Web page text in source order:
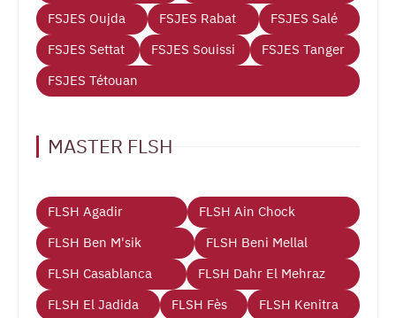
FSJES Oujda
FSJES Rabat
FSJES Salé
FSJES Settat
FSJES Souissi
FSJES Tanger
FSJES Tétouan
MASTER FLSH
FLSH Agadir
FLSH Ain Chock
FLSH Ben M'sik
FLSH Beni Mellal
FLSH Casablanca
FLSH Dahr El Mehraz
FLSH El Jadida
FLSH Fès
FLSH Kenitra